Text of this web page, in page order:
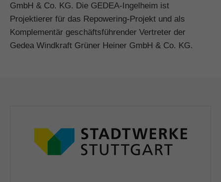
GmbH & Co. KG. Die GEDEA-Ingelheim ist
Projektierer für das Repowering-Projekt und als
Komplementär geschäftsführender Vertreter der
Gedea Windkraft Grüner Heiner GmbH & Co. KG.